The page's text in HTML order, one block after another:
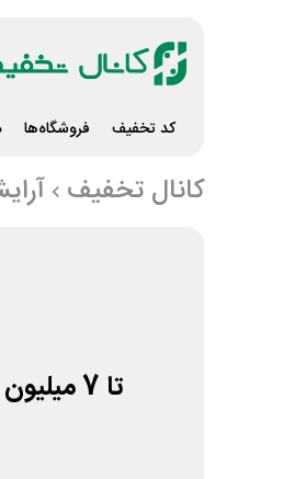
کد تخفیف فروشگاه‌ها
کانال تخفیف
تا 7 میلیون هدیه نقدی و کد تخفیف در روژا شاپ